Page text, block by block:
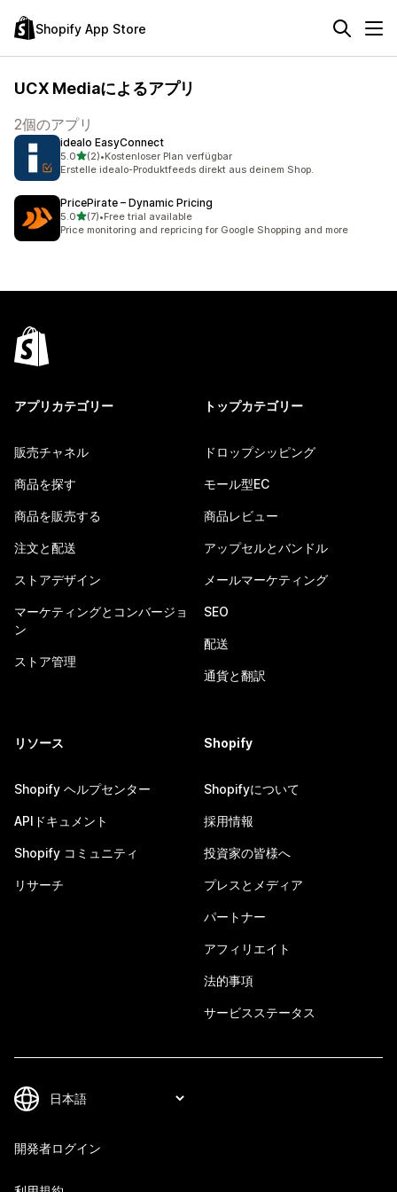
Shopify App Store
UCX Mediaによるアプリ
2個のアプリ
idealo EasyConnect
5.05つ星中
(2)
合計レビュー数：2件
•Kostenloser Plan verfügbar
Erstelle idealo-Produktfeeds direkt aus deinem Shop.
PricePirate – Dynamic Pricing
5.05つ星中
(7)
合計レビュー数：7件
•Free trial available
Price monitoring and repricing for Google Shopping and more
アプリカテゴリー
販売チャネル
商品を探す
商品を販売する
注文と配送
ストアデザイン
マーケティングとコンバージョ
ン
ストア管理
トップカテゴリー
ドロップシッピング
モール型EC
商品レビュー
アップセルとバンドル
メールマーケティング
SEO
配送
通貨と翻訳
リソース
Shopify ヘルプセンター
APIドキュメント
Shopify コミュニティ
リサーチ
Shopify
Shopifyについて
採用情報
投資家の皆様へ
プレスとメディア
パートナー
アフィリエイト
法的事項
サービスステータス
開発者ログイン